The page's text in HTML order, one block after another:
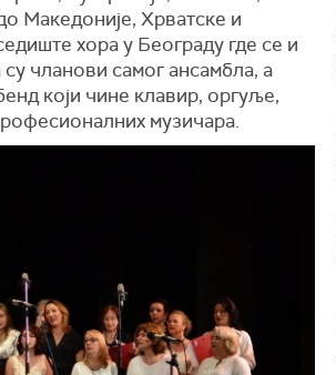
Македоније, Хрватске и
хора у Београду где се и
чланови самог ансамбла, а
који чине клавир, оргуље,
музичара.